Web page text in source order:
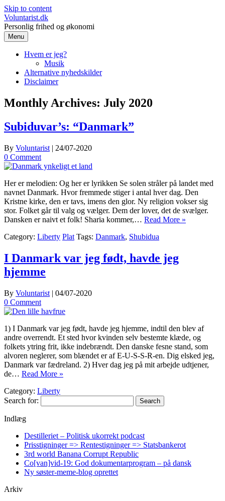
Skip to content
Voluntarist.dk
Personlig frihed og økonomi
Menu
Hvem er jeg?
Musik
Alternative nyhedskilder
Disclaimer
Monthly Archives: July 2020
Subiduvar’s: “Danmark”
By Voluntarist | 24/07-2020
0 Comment
Her er melodien: Og her er lyrikken Se solen stråler på landet med
navnet Danmark. Hvor fremmede stiger i antal hver dag. Den
Kristne kirke, den er tavs, imens den glor. Ny religion vokser sig
stor. Folket går til valg og vælger. Dem der lover, det de svælger.
Dansken er naivt et folk! Sharia kommer,… Read More »
Category: Liberty Plat Tags: Danmark, Shubidua
I Danmark var jeg født, havde jeg
hjemme
By Voluntarist | 04/07-2020
0 Comment
1) I Danmark var jeg født, havde jeg hjemme, indtil den blev af
andre overrendt. Et sted hvor kvinden selv bestemte klæde, og
folkets ytring frit, ikke indebrændt. Den danske fesne stand, som
alvoren neglerer, som blændet er af E-U-S-S-R-en. Dig elsked jeg,
Danmark var fædreland. 2) Hver dag jeg på mit arbejde udtjener,
de… Read More »
Category: Liberty
Search for:
Indlæg
Destilleriet – Politisk ukorrekt podcast
Prisstigninger => Rentestigninger => Statsbankerot
3rd world Banana Corrupt Republic
Co[van]vid-19: God dokumentarprogram – på dansk
Ny søster-meme-blog oprettet
Arkiv